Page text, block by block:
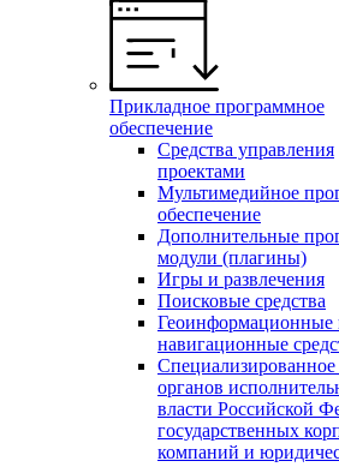
Прикладное программное
обеспечение
Средства управления
проектами
Мультимедийное
обеспечение
Дополнительные
модули (плагины)
Игры и развлечения
Поисковые средства
Геоинформационные
навигационные
органов
власти Российской
государственных
компаний и